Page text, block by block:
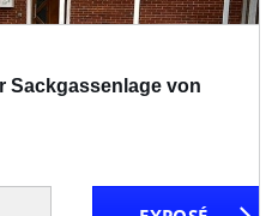
Sackgassenlage von